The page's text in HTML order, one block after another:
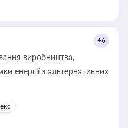
+6
виробництва,
енергії з альтернативних